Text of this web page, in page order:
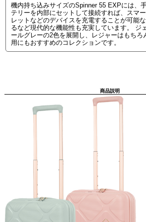
機内持ち込みサイズのSpinner 55 EXPには、
テリーを内部にセットして接続すれば、スマ
レットなどのデバイスを充電することが可能
るなど現代的な機能性も充実しています。 ジ
ールグレーの2色を展開し、レジャーはもちろ
用にもおすすめのコレクションです。
商品説明